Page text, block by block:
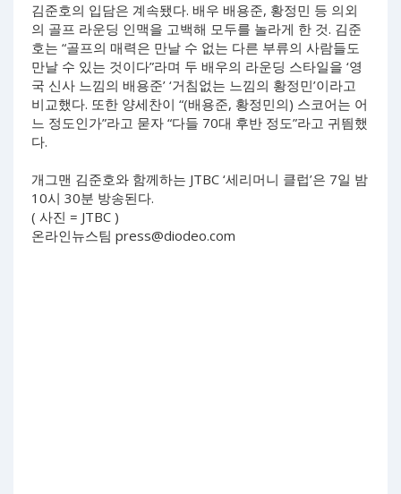
김준호의 입담은 계속됐다. 배우 배용준, 황정민 등 의외
의 골프 라운딩 인맥을 고백해 모두를 놀라게 한 것. 김준
호는 “골프의 매력은 만날 수 없는 다른 부류의 사람들도
만날 수 있는 것이다”라며 두 배우의 라운딩 스타일을 ‘영
국 신사 느낌의 배용준’ ‘거침없는 느낌의 황정민’이라고
비교했다. 또한 양세찬이 “(배용준, 황정민의) 스코어는 어
느 정도인가”라고 묻자 “다들 70대 후반 정도”라고 귀띔했
다.
개그맨 김준호와 함께하는 JTBC ‘세리머니 클럽’은 7일 밤
10시 30분 방송된다.
( 사진 = JTBC )
온라인뉴스팀 press@diodeo.com